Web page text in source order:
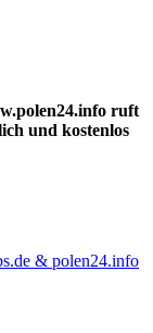
ruft
und kostenlos